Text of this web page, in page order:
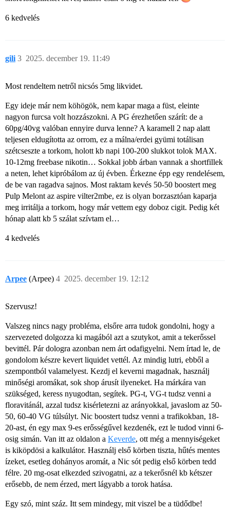
6 kedvelés
gili 2025. december 19. 11:49
3
Most rendeltem netről nicsós 5mg likvidet.
Egy ideje már nem köhögök, nem kapar maga a füst, eleinte
nagyon furcsa volt hozzászokni. A PG érezhetően szárít: de a
60pg/40vg valóban ennyire durva lenne? A karamell 2 nap alatt
teljesen eldugította az orrom, ez a málna/erdei gyümi totálisan
szétcseszte a torkom, holott kb napi 100-200 slukkot tolok MAX.
10-12mg freebase nikotin… Sokkal jobb árban vannak a shortfillek
a neten, lehet kipróbálom az új évben. Érkezne épp egy rendelésem,
de be van ragadva sajnos. Most raktam kevés 50-50 boostert meg
Pulp Melont az aspire vilter2mbe, ez is olyan borzasztóan kaparja
meg irritálja a torkom, hogy már vettem egy doboz cigit. Pedig két
hónap alatt kb 5 szálat szívtam el…
4 kedvelés
Arpee (Arpee) 2025. december 19. 12:12
4
Szervusz!
Valszeg nincs nagy probléma, elsőre arra tudok gondolni, hogy a
szervezeted dolgozza ki magából azt a szutykot, amit a tekerőssel
bevittél. Pár dologra azonban nem árt odafigyelni. Nem írtad le, de
gondolom készre kevert liquidet vettél. Az mindig lutri, ebből a
szempontból valamelyest. Kezdj el keverni magadnak, használj
minőségi aromákat, sok shop árusít ilyeneket. Ha márkára van
szükséged, keress nyugodtan, segítek. PG-t, VG-t tudsz venni a
floravitánál, azzal tudsz kisérletezni az arányokkal, javaslom az 50-
50, 60-40 VG túlsúlyt. Nic boostert tudsz venni a trafikokban, 18-
20-ast, én egy max 9-es erősségűvel kezdenék, ezt le tudod vinni 6-
osig simán. Van itt az oldalon a Keverde, ott még a mennyiségeket
is kiköpdösi a kalkulátor. Használj első körben tiszta, hűtés mentes
ízeket, esetleg dohányos aromát, a Nic sót pedig első körben tedd
félre. 20 mg-osat elkezded szivogatni, az a tekerősnél kb kétszer
erősebb, de nem érzed, mert lágyabb a torok hatása.
Egy szó, mint száz. Itt sem mindegy, mit viszel be a tüdődbe!